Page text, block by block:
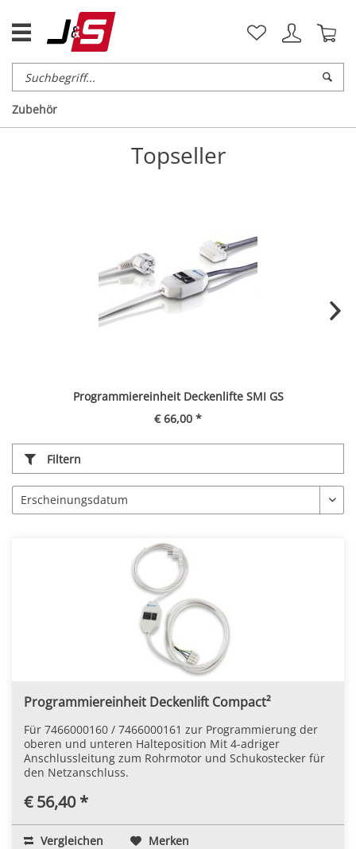
Zubehör
Topseller
Programmiereinheit Deckenlifte SMI GS
€ 66,00 *
Filtern
Programmiereinheit Deckenlift Compact²
Für 7466000160 / 7466000161 zur Programmierung der
oberen und unteren Halteposition Mit 4-adriger
Anschlussleitung zum Rohrmotor und Schukostecker für
den Netzanschluss.
€ 56,40 *
Vergleichen Merken